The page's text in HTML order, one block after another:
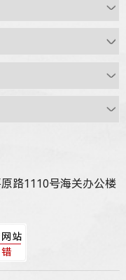
路1110号海关办公楼